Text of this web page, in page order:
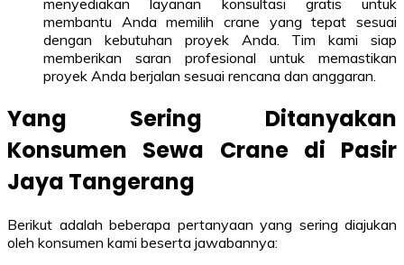
menyediakan layanan konsultasi gratis untuk
membantu Anda memilih crane yang tepat sesuai
dengan kebutuhan proyek Anda. Tim kami siap
memberikan saran profesional untuk memastikan
proyek Anda berjalan sesuai rencana dan anggaran.
Yang Sering Ditanyakan
Konsumen Sewa Crane di Pasir
Jaya Tangerang
Berikut adalah beberapa pertanyaan yang sering diajukan
oleh konsumen kami beserta jawabannya: